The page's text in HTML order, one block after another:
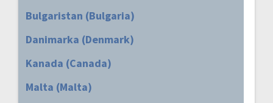
Bulgaristan (Bulgaria)
Danimarka (Denmark)
Kanada (Canada)
Malta (Malta)